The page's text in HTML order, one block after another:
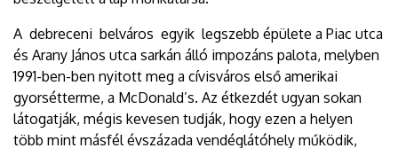
A debreceni belváros egyik legszebb épülete a Piac utca
és Arany János utca sarkán álló impozáns palota, melyben
1991-ben-ben nyitott meg a cívisváros első amerikai
gyorsétterme, a McDonald’s. Az étkezdét ugyan sokan
látogatják, mégis kevesen tudják, hogy ezen a helyen
több mint másfél évszázada vendéglátóhely működik,